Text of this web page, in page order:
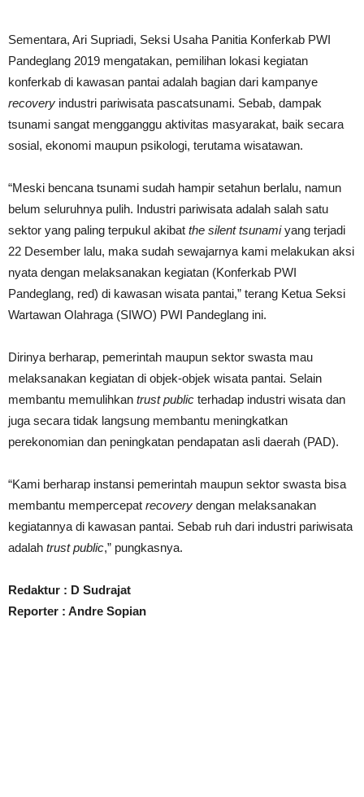
Sementara, Ari Supriadi, Seksi Usaha Panitia Konferkab PWI
Pandeglang 2019 mengatakan, pemilihan lokasi kegiatan
konferkab di kawasan pantai adalah bagian dari kampanye
recovery industri pariwisata pascatsunami. Sebab, dampak
tsunami sangat mengganggu aktivitas masyarakat, baik secara
sosial, ekonomi maupun psikologi, terutama wisatawan.
“Meski bencana tsunami sudah hampir setahun berlalu, namun
belum seluruhnya pulih. Industri pariwisata adalah salah satu
sektor yang paling terpukul akibat the silent tsunamiyang terjadi
22 Desember lalu, maka sudah sewajarnya kami melakukan aksi
nyata dengan melaksanakan kegiatan (Konferkab PWI
Pandeglang, red) di kawasan wisata pantai,” terang Ketua Seksi
Wartawan Olahraga (SIWO) PWI Pandeglang ini.
Dirinya berharap, pemerintah maupun sektor swasta mau
melaksanakan kegiatan di objek-objek wisata pantai. Selain
membantu memulihkan trust public terhadap industri wisata dan
juga secara tidak langsung membantu meningkatkan
perekonomian dan peningkatan pendapatan asli daerah (PAD).
“Kami berharap instansi pemerintah maupun sektor swasta bisa
membantu mempercepat recovery dengan melaksanakan
kegiatannya di kawasan pantai. Sebab ruh dari industri pariwisata
adalah trust public,” pungkasnya.
Redaktur : D Sudrajat
Reporter : Andre Sopian